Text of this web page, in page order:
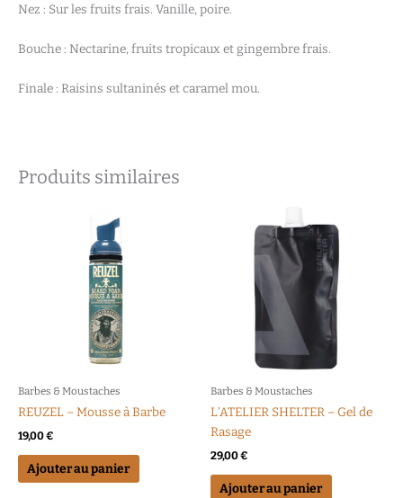
Nez : Sur les fruits frais. Vanille, poire.
Bouche : Nectarine, fruits tropicaux et gingembre frais.
Finale : Raisins sultaninés et caramel mou.
Produits similaires
Barbes & Moustaches
REUZEL – Mousse à Barbe
19,00€
Ajouter au panier
Barbes & Moustaches
L’ATELIER SHELTER – Gel de
Rasage
29,00€
Ajouter au panier